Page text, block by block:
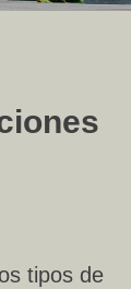
tipos de